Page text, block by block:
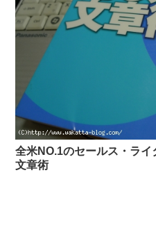
全米NO.1のセールス・ラ
文章術